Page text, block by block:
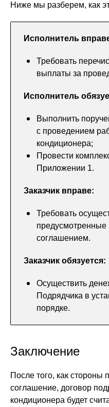
Ниже мы разберем, как
Исполнитель
Требовать
выплаты за
Исполнитель
Выполнить
с проведением
кондиционера;
Провести
Приложении 1.
Заказчик вправе:
Требовать
соглашением.
Заказчик обязуется:
Осуществить
Подрядчика в
порядке.
Заключение
После того, как стороны
соглашение, договор
кондиционера будет